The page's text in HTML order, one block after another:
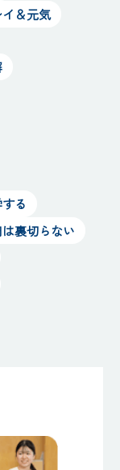
＆元気
る
裏切らない